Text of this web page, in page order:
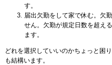
す。
届出欠勤をして家で休む。欠
せん。欠勤が規定日数を超え
ます。
どれを選択していいのかちょっと困
も結構います。